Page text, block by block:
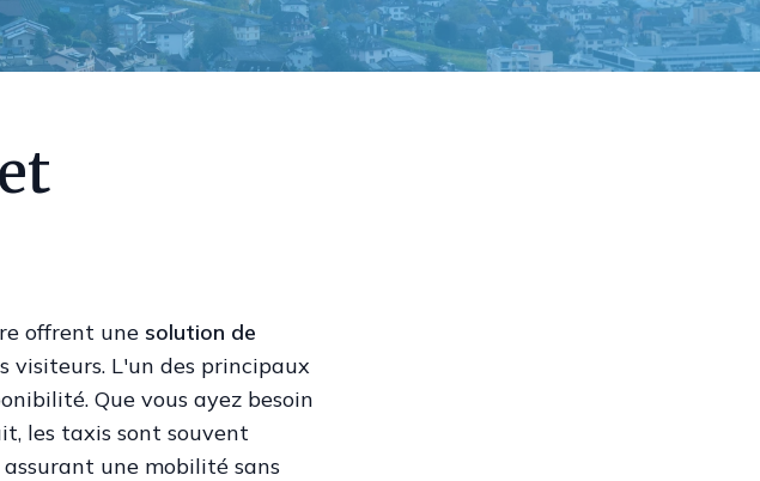
offrent une solution de
visiteurs. L'un des principaux
Que vous ayez besoin
les taxis sont souvent
assurant une mobilité sans